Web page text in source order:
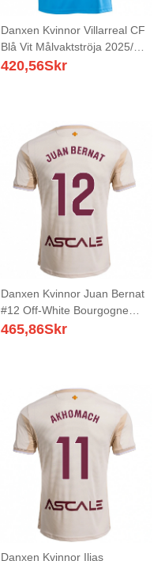
Danxen Kvinnor Villarreal CF
Blå Vit Målvaktströja 2025/26
T-tröja
420,56Skr
Danxen Kvinnor Juan Bernat
#12 Off-White Bourgogne
Bortatröja Matchtröjor
465,86Skr
Danxen Kvinnor Ilias